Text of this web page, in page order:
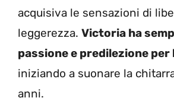
acquisiva le sensazioni di
leggerezza. Victoria ha
passione e predilezione per
iniziando a suonare la
anni.